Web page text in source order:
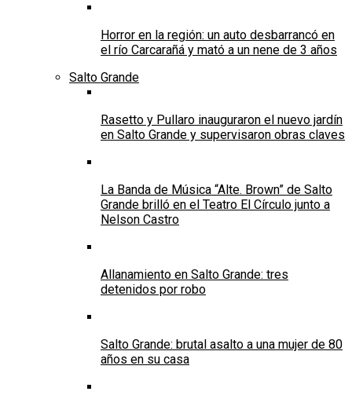
Horror en la región: un auto desbarrancó en
el río Carcarañá y mató a un nene de 3 años
Salto Grande
Rasetto y Pullaro inauguraron el nuevo jardín
en Salto Grande y supervisaron obras claves
La Banda de Música “Alte. Brown” de Salto
Grande brilló en el Teatro El Círculo junto a
Nelson Castro
Allanamiento en Salto Grande: tres
detenidos por robo
Salto Grande: brutal asalto a una mujer de 80
años en su casa